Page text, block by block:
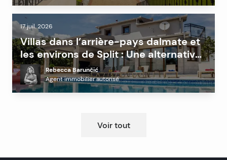
17 juil. 2026
Villas dans l’arrière-pays dalmate et
les environs de Split : Une alternative
rentable à la côte ?
Rebecca Barunčić
Agent immobilier autorisé
Voir tout